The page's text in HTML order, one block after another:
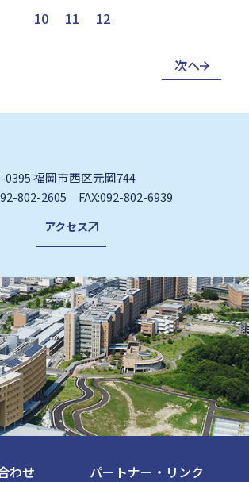
10
11 12
次へ
0395 福岡市西区元岡744
802-2605 FAX:092-802-6939
アクセス
わせ パートナー・リンク